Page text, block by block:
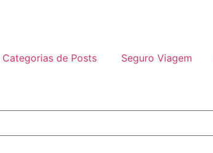
Categorias de Posts Seguro Viagem